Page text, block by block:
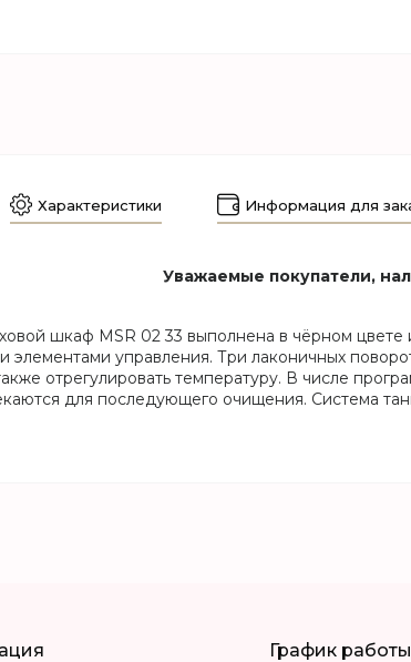
Характеристики Информация для
Уважаемые покупатели,
шкаф MSR 02 33 выполнена в чёрном
элементами управления. Три лаконичных
отрегулировать температуру. В числе
для последующего очищения. Система
График работы